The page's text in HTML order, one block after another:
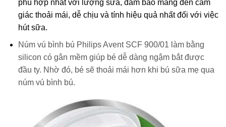
phù hợp nhất với lượng sữa, đảm bảo mang đến cảm
giác thoải mái, dễ chịu và tính hiệu quả nhất đối với việc
hút sữa.
Núm vú bình bú Philips Avent SCF 900/01 làm bằng
silicon có gân mềm giúp bé dễ dàng ngậm bắt được
đầu ty. Nhờ đó, bé sẽ thoải mái hơn khi bú sữa mẹ qua
núm vú bình bú.